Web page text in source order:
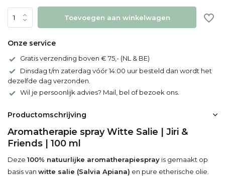
Toevoegen aan winkelwagen
Onze service
Gratis verzending boven € 75,- (NL & BE)
Dinsdag t/m zaterdag vóór 14:00 uur besteld dan wordt het
dezelfde dag verzonden.
Wil je persoonlijk advies? Mail, bel of bezoek ons.
Productomschrijving
Aromatherapie spray Witte Salie | Jiri &
Friends | 100 ml
Deze 100% natuurlijke aromatherapiespray is gemaakt op
basis van witte salie (Salvia Apiana) en pure etherische olie.